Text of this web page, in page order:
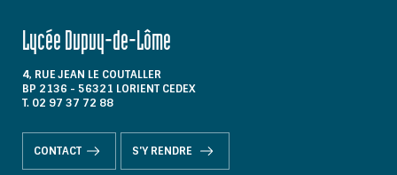
Lycée Dupuy-de-Lôme
4, RUE JEAN LE COUTALLER
BP 2136 - 56321 LORIENT CEDEX
T. 02 97 37 72 88
CONTACT S'Y RENDRE